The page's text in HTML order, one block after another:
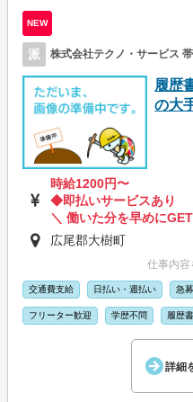
NEW
派 株式会社テクノ・サービス
履歴
の大
時給1200円〜
◆即払いサービスあり
＼ 働いた分を早めに
広尾郡大樹町
仕事内
交通費支給 日払い・週払い 急募
フリーター歓迎 学歴不問 履歴
詳細